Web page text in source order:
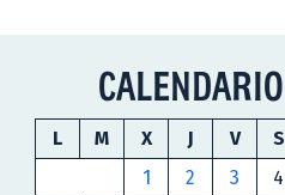
CALENDARIO
L M X J V S
1
2 3 4